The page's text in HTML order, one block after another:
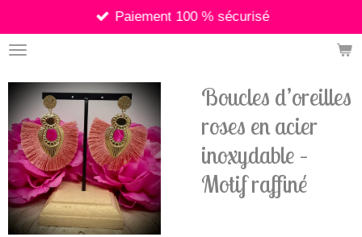
au
contenu
Paiement 100 % sécurisé
Boucles d’oreilles
roses en acier
inoxydable –
Motif raffiné